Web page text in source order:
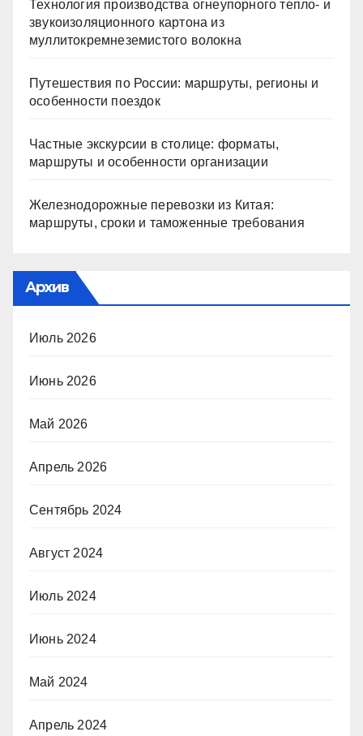
Технология производства огнеупорного тепло- и
звукоизоляционного картона из
муллитокремнеземистого волокна
Путешествия по России: маршруты, регионы и
особенности поездок
Частные экскурсии в столице: форматы,
маршруты и особенности организации
Железнодорожные перевозки из Китая:
маршруты, сроки и таможенные требования
Архив
Июль 2026
Июнь 2026
Май 2026
Апрель 2026
Сентябрь 2024
Август 2024
Июль 2024
Июнь 2024
Май 2024
Апрель 2024